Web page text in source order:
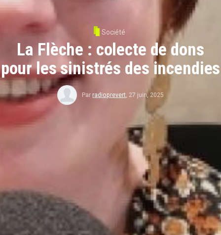
Société
La Flèche : colecte de dons
pour les sinistrés des incendies
Par radioprevert, 27 juin, 2025